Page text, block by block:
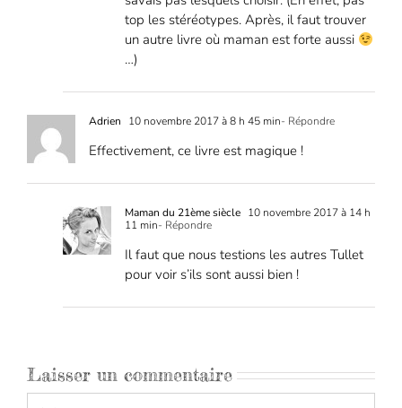
top les stéréotypes. Après, il faut trouver
un autre livre où maman est forte aussi
…)
Adrien 10 novembre 2017 à 8 h 45 min- Répondre
Effectivement, ce livre est magique !
Maman du 21ème siècle 10 novembre 2017 à 14 h
11 min- Répondre
Il faut que nous testions les autres Tullet
pour voir s’ils sont aussi bien !
Laisser un commentaire